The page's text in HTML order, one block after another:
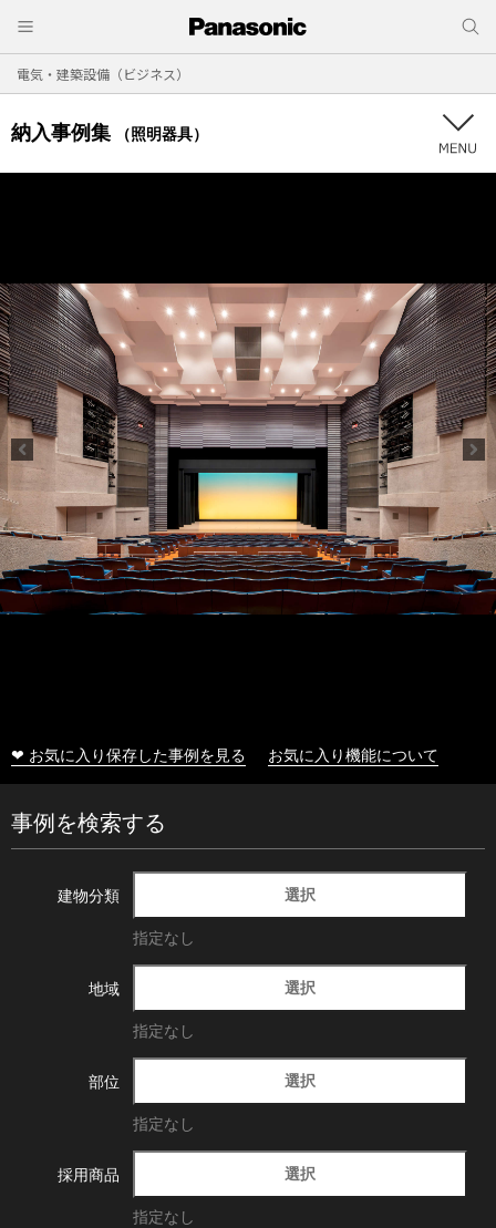
電気・建築設備（ビジネス）
納入事例集 （照明器具）
❤ お気に入り保存した事例を見る お気に入り機能について
事例を検索する
建物分類 選択
指定なし
地域 選択
指定なし
部位 選択
指定なし
採用商品 選択
指定なし